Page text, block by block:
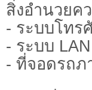
สิ่งอำนวยค
- ระบบโทร
- ระบบ LAN
- ที่จอดรถภ